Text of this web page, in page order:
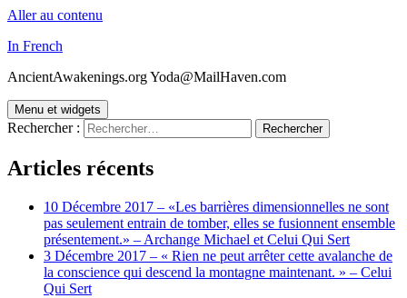
Aller au contenu
In French
AncientAwakenings.org Yoda@MailHaven.com
Menu et widgets
Rechercher :
Articles récents
10 Décembre 2017 – «Les barrières dimensionnelles ne sont
pas seulement entrain de tomber, elles se fusionnent ensemble
présentement.» – Archange Michael et Celui Qui Sert
3 Décembre 2017 – « Rien ne peut arrêter cette avalanche de
la conscience qui descend la montagne maintenant. » – Celui
Qui Sert